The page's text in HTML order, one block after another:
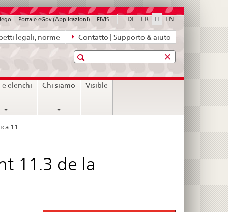
legali, norme Contatto | Supporto & aiuto
DE FR IT EN
Portale eGov (Applicazioni) ElViS
Ricerca
e elenchi Chi siamo Visible
11
11.3 de la